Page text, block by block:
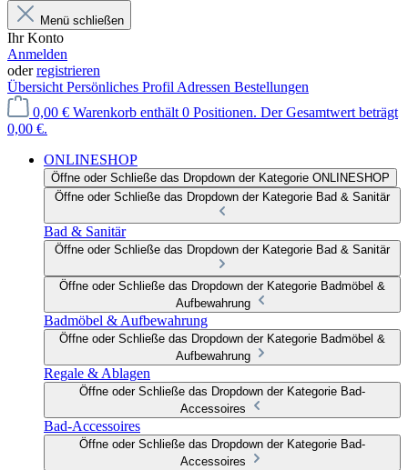
Menü schließen
Ihr Konto
Anmelden
oderregistrieren
Übersicht Persönliches Profil Adressen Bestellungen
0,00 € Warenkorb enthält 0 Positionen. Der Gesamtwert beträgt
0,00 €.
ONLINESHOP
Öffne oder Schließe das Dropdown der Kategorie ONLINESHOP
Öffne oder Schließe das Dropdown der Kategorie Bad & Sanitär
Bad & Sanitär
Öffne oder Schließe das Dropdown der Kategorie Bad & Sanitär
Öffne oder Schließe das Dropdown der Kategorie Badmöbel &
Aufbewahrung
Badmöbel & Aufbewahrung
Öffne oder Schließe das Dropdown der Kategorie Badmöbel &
Aufbewahrung
Regale & Ablagen
Öffne oder Schließe das Dropdown der Kategorie Bad-
Accessoires
Bad-Accessoires
Öffne oder Schließe das Dropdown der Kategorie Bad-
Accessoires